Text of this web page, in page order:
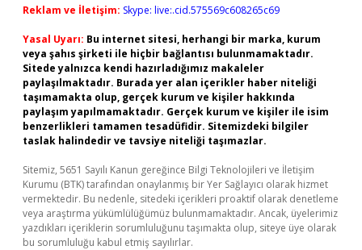
Reklam ve İletişim: Skype: live:.cid.575569c608265c69
Yasal Uyarı: Bu internet sitesi, herhangi bir marka, kurum
veya şahıs şirketi ile hiçbir bağlantısı bulunmamaktadır.
Sitede yalnızca kendi hazırladığımız makaleler
paylaşılmaktadır. Burada yer alan içerikler haber niteliği
taşımamakta olup, gerçek kurum ve kişiler hakkında
paylaşım yapılmamaktadır. Gerçek kurum ve kişiler ile isim
benzerlikleri tamamen tesadüfidir. Sitemizdeki bilgiler
taslak halindedir ve tavsiye niteliği taşımazlar.
Sitemiz, 5651 Sayılı Kanun gereğince Bilgi Teknolojileri ve İletişim
Kurumu (BTK) tarafından onaylanmış bir Yer Sağlayıcı olarak hizmet
vermektedir. Bu nedenle, sitedeki içerikleri proaktif olarak denetleme
veya araştırma yükümlülüğümüz bulunmamaktadır. Ancak, üyelerimiz
yazdıkları içeriklerin sorumluluğunu taşımakta olup, siteye üye olarak
bu sorumluluğu kabul etmiş sayılırlar.